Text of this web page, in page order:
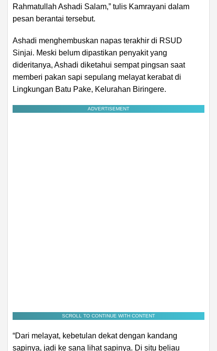
Rahmatullah Ashadi Salam,” tulis Kamrayani dalam
pesan berantai tersebut.
Ashadi menghembuskan napas terakhir di RSUD
Sinjai. Meski belum dipastikan penyakit yang
dideritanya, Ashadi diketahui sempat pingsan saat
memberi pakan sapi sepulang melayat kerabat di
Lingkungan Batu Pake, Kelurahan Biringere.
ADVERTISEMENT
SCROLL TO CONTINUE WITH CONTENT
“Dari melayat, kebetulan dekat dengan kandang
sapinya, jadi ke sana lihat sapinya. Di situ beliau